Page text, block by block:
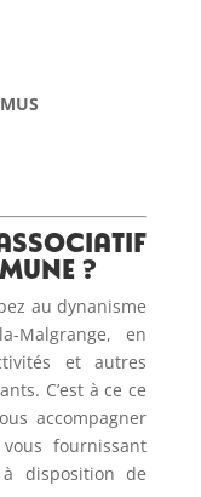
?
au dynanisme
Malgrange, en
et autres
C’est à ce ce
accompagner
fournissant
disposition de